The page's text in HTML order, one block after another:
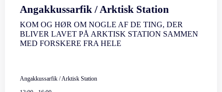
Angakkussarfik / Arktisk Station
KOM OG HØR OM NOGLE AF DE TING, DER
BLIVER LAVET PÅ ARKTISK STATION SAMMEN
MED FORSKERE FRA HELE
Angakkussarfik / Arktisk Station